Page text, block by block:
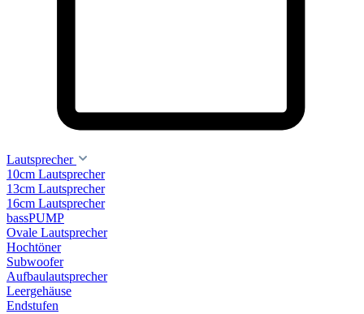
Lautsprecher
10cm Lautsprecher
13cm Lautsprecher
16cm Lautsprecher
bassPUMP
Ovale Lautsprecher
Hochtöner
Subwoofer
Aufbaulautsprecher
Leergehäuse
Endstufen